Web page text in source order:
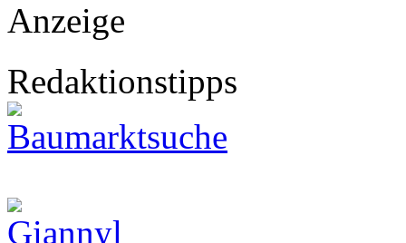
Anzeige
Redaktionstipps